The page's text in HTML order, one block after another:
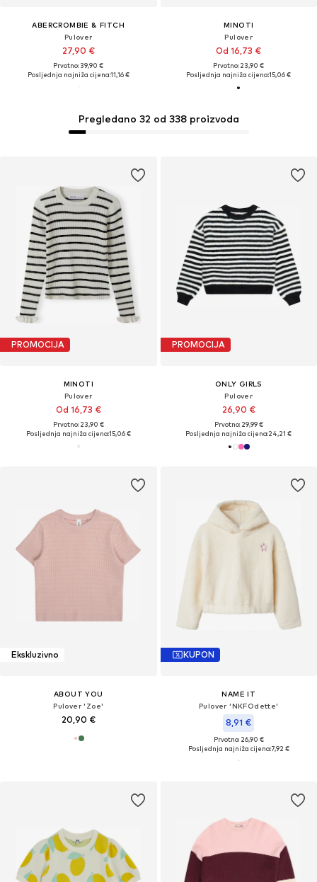
ABERCROMBIE & FITCH
Pulover
27,90 €
Prvotno: 39,90 €
Posljednja najniža cijena:11,16 €
MINOTI
Pulover
Od 16,73 €
Prvotno: 23,90 €
Posljednja najniža cijena:15,06 €
Pregledano 32 od 338 proizvoda
PROMOCIJA
MINOTI
Pulover
Od 16,73 €
Prvotno: 23,90 €
Posljednja najniža cijena:15,06 €
PROMOCIJA
ONLY GIRLS
Pulover
26,90 €
Prvotno: 29,99 €
Posljednja najniža cijena:24,21 €
Ekskluzivno
ABOUT YOU
Pulover 'Zoe'
20,90 €
KUPON
NAME IT
Pulover 'NKFOdette'
8,91 €
Prvotno: 26,90 €
Posljednja najniža cijena:7,92 €